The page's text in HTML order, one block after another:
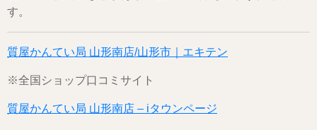
す。
質屋かんてい局 山形南店/山形市｜エキテン
※全国ショップ口コミサイト
質屋かんてい局 山形南店 – iタウンページ